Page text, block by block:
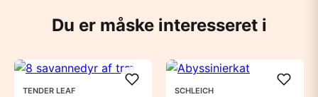
Du er måske interesseret i
TENDER LEAF SCHLEICH